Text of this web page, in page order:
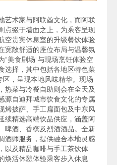
艺术家与阿联酋文化，而阿联
点缀于墙面之上，为乘客呈现
空贵宾休息室的升级餐饮体验
宽敞舒适的座位布局与温馨氛
“美食剧场”与现场烹饪体验空
选择，其中包括各地区特色菜
区，呈现本地风味精华。现场
热菜与冷餐自助则会在全天及
源自迪拜城市饮食文化的专属
烤披萨、手工扁面包及中东风
续精选高端饮品供应，涵盖阿
啤酒、香槟及烈酒酒品。全新
酒师服务，提供融合本地灵感
以及精品咖啡与手工茶饮体
焕活休憩体验乘客步入休息